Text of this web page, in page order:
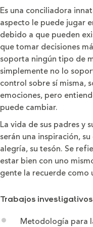
Es una conciliadora
aspecto le puede jugar
debido a que pueden
que tomar decisiones
soporta ningún tipo de
simplemente no lo
control sobre sí misma,
emociones, pero
puede cambiar.
La vida de sus padres y
serán una inspiración,
alegría, su tesón. Se
estar bien con uno
gente la recuerde como
Trabajos
Metodología para